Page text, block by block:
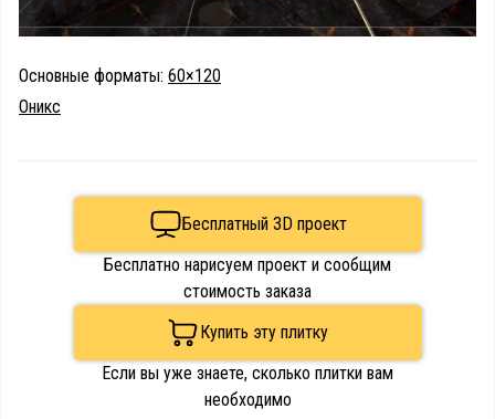
Основные форматы: 60×120
Оникс
Бесплатный 3D проект
Бесплатно нарисуем проект и сообщим
стоимость заказа
Купить эту плитку
Если вы уже знаете, сколько плитки вам
необходимо